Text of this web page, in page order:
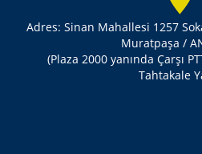
Adres: Sinan Mahallesi 1257
Muratpaşa /
(Plaza 2000 yanında Çarşı
Tahtakale